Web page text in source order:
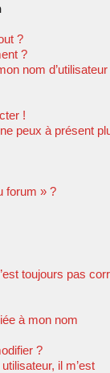
?
?
nom d’utilisateur
!
peux à présent
forum » ?
toujours pas
à mon nom
?
il m’est